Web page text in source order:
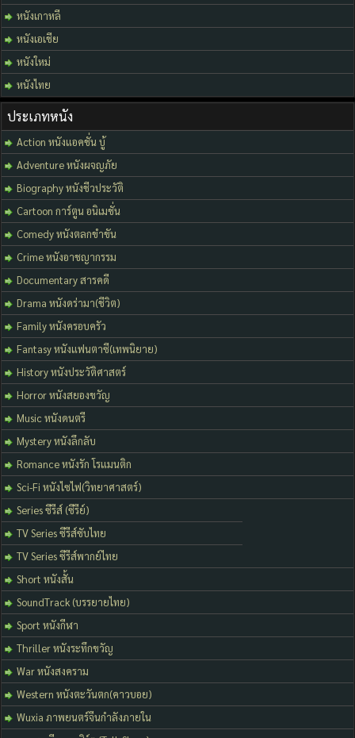
หนังเกาหลี
หนังเอเชีย
หนังใหม่
หนังไทย
ประเภทหนัง
Action หนังแอคชั่น บู้
Adventure หนังผจญภัย
Biography หนังชีวประวัติ
Cartoon การ์ตูน อนิเมชั่น
Comedy หนังตลกขำขัน
Crime หนังอาชญากรรม
Documentary สารคดี
Drama หนังดร่ามา(ชีวิต)
Family หนังครอบครัว
Fantasy หนังแฟนตาซี(เทพนิยาย)
History หนังประวัติศาสตร์
Horror หนังสยองขวัญ
Music หนังดนตรี
Mystery หนังลึกลับ
Romance หนังรัก โรแมนติก
Sci-Fi หนังไซไฟ(วิทยาศาสตร์)
Series ซีรีส์ (ซีรีย์)
TV Series ซีรีส์ซับไทย
TV Series ซีรีส์พากย์ไทย
Short หนังสั้น
SoundTrack (บรรยายไทย)
Sport หนังกีฬา
Thriller หนังระทึกขวัญ
War หนังสงคราม
Western หนังตะวันตก(คาวบอย)
Wuxia ภาพยนตร์จีนกำลังภายใน